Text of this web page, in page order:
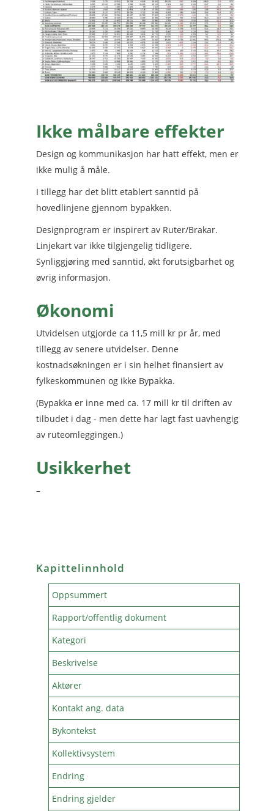
Ikke målbare effekter
Design og kommunikasjon har hatt effekt, men er
ikke mulig å måle.
I tillegg har det blitt etablert sanntid på
hovedlinjene gjennom bypakken.
Designprogram er inspirert av Ruter/Brakar.
Linjekart var ikke tilgjengelig tidligere.
Synliggjøring med sanntid, økt forutsigbarhet og
øvrig informasjon.
Økonomi
Utvidelsen utgjorde ca 11,5 mill kr pr år, med
tillegg av senere utvidelser. Denne
kostnadsøkningen er i sin helhet finansiert av
fylkeskommunen og ikke Bypakka.
(Bypakka er inne med ca. 17 mill kr til driften av
tilbudet i dag - men dette har lagt fast uavhengig
av ruteomleggingen.)
Usikkerhet
–
Kapittelinnhold
Oppsummert
Rapport/offentlig dokument
Kategori
Beskrivelse
Aktører
Kontakt ang. data
Bykontekst
Kollektivsystem
Endring
Endring gjelder